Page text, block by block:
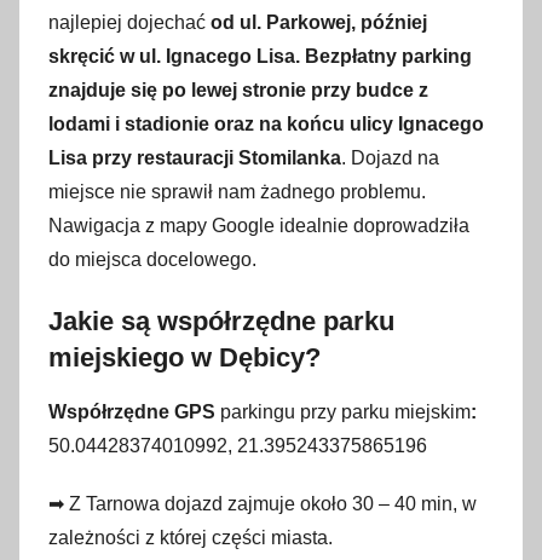
najlepiej dojechać od ul. Parkowej, później
skręcić w ul. Ignacego Lisa. Bezpłatny parking
znajduje się po lewej stronie przy budce z
lodami i stadionie oraz na końcu ulicy Ignacego
Lisa przy restauracji Stomilanka. Dojazd na
miejsce nie sprawił nam żadnego problemu.
Nawigacja z mapy Google idealnie doprowadziła
do miejsca docelowego.
Jakie są współrzędne parku
miejskiego w Dębicy?
Współrzędne GPS parkingu przy parku miejskim:
50.04428374010992, 21.395243375865196
➡ Z Tarnowa dojazd zajmuje około 30 – 40 min, w
zależności z której części miasta.